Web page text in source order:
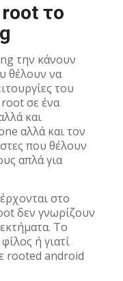
root το
την κάνουν
θέλουν να
του
σε ένα
και
αλλά και τον
που θέλουν
απλά για
στο
δεν γνωρίζουν
Το
ή γιατί
rooted android